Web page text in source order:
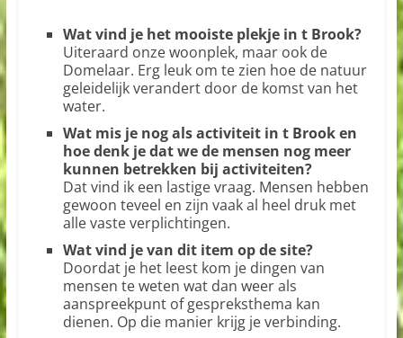
Wat vind je het mooiste plekje in t Brook?
Uiteraard onze woonplek, maar ook de
Domelaar. Erg leuk om te zien hoe de natuur
geleidelijk verandert door de komst van het
water.
Wat mis je nog als activiteit in t Brook en
hoe denk je dat we de mensen nog meer
kunnen betrekken bij activiteiten?
Dat vind ik een lastige vraag. Mensen hebben
gewoon teveel en zijn vaak al heel druk met
alle vaste verplichtingen.
Wat vind je van dit item op de site?
Doordat je het leest kom je dingen van
mensen te weten wat dan weer als
aanspreekpunt of gespreksthema kan
dienen. Op die manier krijg je verbinding.